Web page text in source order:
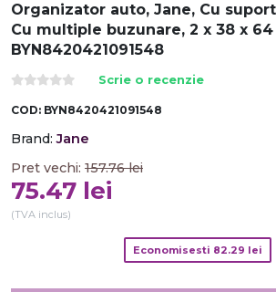
Organizator auto, Jane, Cu
Cu multiple buzunare, 2 x 38 x
BYN8420421091548
Scrie o recenzie
COD: BYN8420421091548
Brand: Jane
Pret vechi: 157.76 lei
75.47 lei
(TVA inclus)
Economisesti 82.29 lei